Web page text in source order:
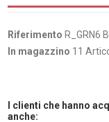
Riferimento R_GRN6 B
In magazzino 11
I clienti che hanno
anche: